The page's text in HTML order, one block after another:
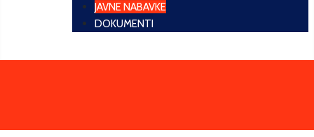
JAVNE NABAVKE
DOKUMENTI